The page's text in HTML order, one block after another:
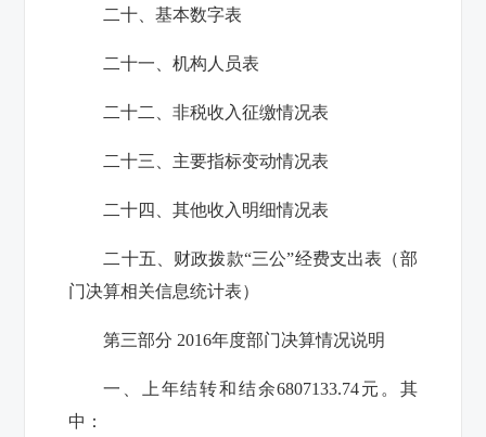
二十、基本数字表
二十一、机构人员表
二十二、非税收入征缴情况表
二十三、主要指标变动情况表
二十四、其他收入明细情况表
二十五、财政拨款“三公”经费支出表（部
门决算相关信息统计表）
第三部分 2016年度部门决算情况说明
一、上年结转和结余6807133.74元。其
中：